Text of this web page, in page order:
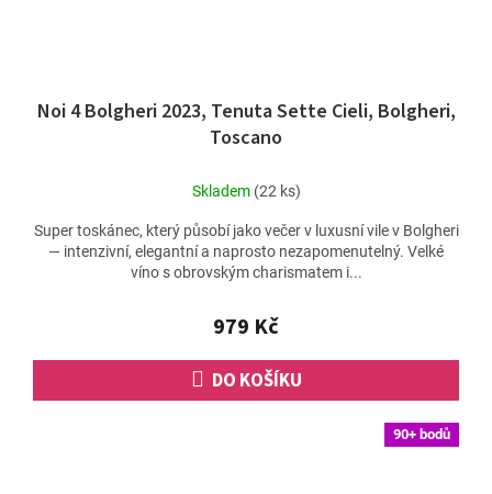
Noi 4 Bolgheri 2023, Tenuta Sette Cieli, Bolgheri,
Toscano
Skladem (22 ks)
979 Kč
DO KOŠÍKU
Super toskánec, který působí jako večer v luxusní vile v Bolgheri
— intenzivní, elegantní a naprosto nezapomenutelný. Velké
víno s obrovským charismatem i...
90+ bodů